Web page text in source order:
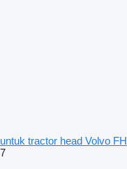
untuk tractor head Volvo FH
7